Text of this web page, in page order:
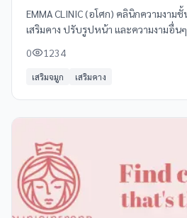
EMMA CLINIC (อโศก) คลินิกความงาม
เสริมคาง ปรับรูปหน้า และความงามอื่นๆ
เป็นตัวของตัวเอง
0 1234
เสริมจมูก เสริมคาง